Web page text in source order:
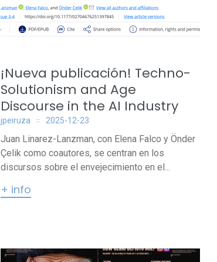
¡Nueva publicación! Techno-
Solutionism and Age
Discourse in the AI Industry
jpeiruza 2025-12-23
Juan Linarez-Lanzman, con Elena Falco y Önder
Çelik como coautores, se centran en los
discursos sobre el envejecimiento en el...
+ info